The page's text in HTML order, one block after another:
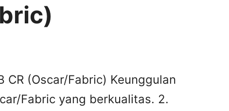
CR (Oscar/Fabric) Keunggulan
Fabric yang berkualitas. 2.